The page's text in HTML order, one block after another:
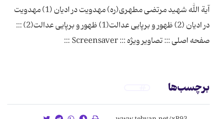
آیة الله شهید مرتضی مطهری(ره) مهدویت در ادیان (1) مهدویت
در ادیان (2) ظهور و برپایی عدالت(1) ظهور و برپایی عدالت(2) :::
صفحه اصلی ::: تصاویر ویژه ::: Screensaver :::
برچسب‌ها